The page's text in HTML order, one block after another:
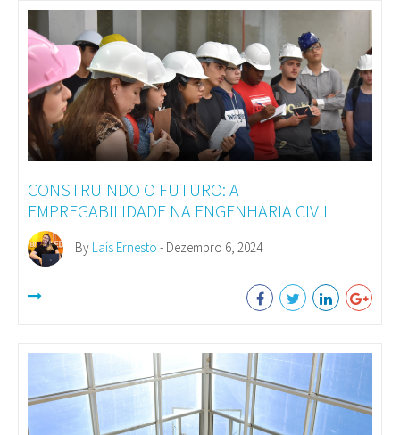
CONSTRUINDO O FUTURO: A
EMPREGABILIDADE NA ENGENHARIA CIVIL
By Laís Ernesto - Dezembro 6, 2024